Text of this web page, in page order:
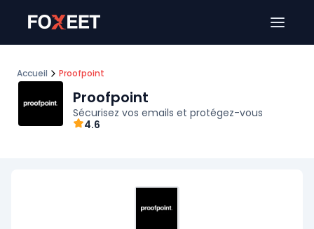
Accueil Proofpoint
Proofpoint
Sécurisez vos emails et protégez-vous
4.6